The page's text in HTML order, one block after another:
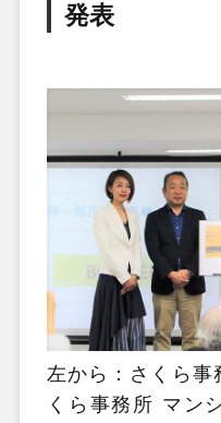
発表
左から：さくら事
くら事務所 マン